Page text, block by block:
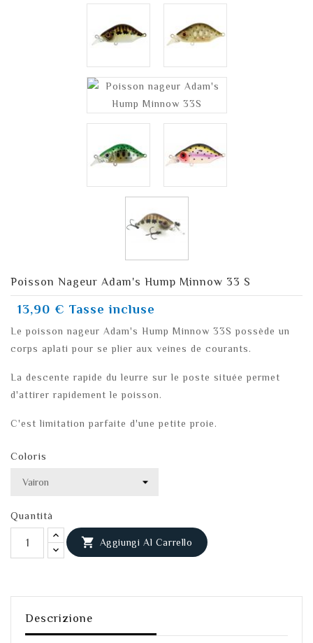
Poisson Nageur Adam's Hump Minnow 33 S
13,90 € Tasse incluse
Le poisson nageur Adam's Hump Minnow 33S possède un
corps aplati pour se plier aux veines de courants.
La descente rapide du leurre sur le poste située permet
d'attirer rapidement le poisson.
C'est limitation parfaite d'une petite proie.
Coloris
Quantità
 Aggiungi Al Carrello
Descrizione